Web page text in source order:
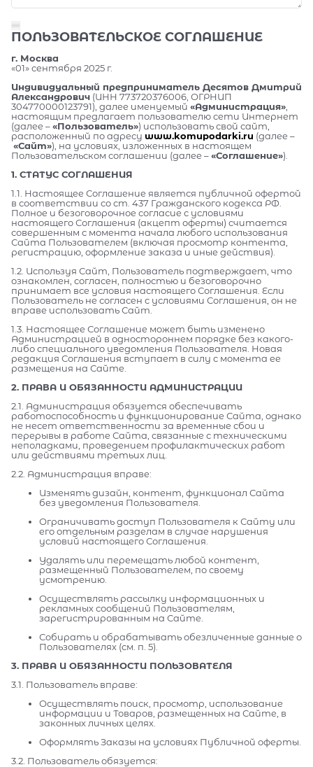
ПОЛЬЗОВАТЕЛЬСКОЕ СОГЛАШЕНИЕ
г. Москва
«01» сентября 2025 г.
Индивидуальный предприниматель Десятов Дмитрий
Александрович (ИНН 773720376006, ОГРНИП
304770000123791), далее именуемый «Администрация»,
настоящим предлагает пользователю сети Интернет
(далее –«Пользователь») использовать свой сайт,
расположенный по адресу www.komupodarki.ru (далее –
«Сайт»), на условиях, изложенных в настоящем
Пользовательском соглашении (далее –«Соглашение»).
1. СТАТУС СОГЛАШЕНИЯ
1.1. Настоящее Соглашение является публичной офертой
в соответствии со ст. 437 Гражданского кодекса РФ.
Полное и безоговорочное согласие с условиями
настоящего Соглашения (акцепт оферты) считается
совершенным с момента начала любого использования
Сайта Пользователем (включая просмотр контента,
регистрацию, оформление заказа и иные действия).
1.2. Используя Сайт, Пользователь подтверждает, что
ознакомлен, согласен, полностью и безоговорочно
принимает все условия настоящего Соглашения. Если
Пользователь не согласен с условиями Соглашения, он не
вправе использовать Сайт.
1.3. Настоящее Соглашение может быть изменено
Администрацией в одностороннем порядке без какого-
либо специального уведомления Пользователя. Новая
редакция Соглашения вступает в силу с момента ее
размещения на Сайте.
2. ПРАВА И ОБЯЗАННОСТИ АДМИНИСТРАЦИИ
2.1. Администрация обязуется обеспечивать
работоспособность и функционирование Сайта, однако
не несет ответственности за временные сбои и
перерывы в работе Сайта, связанные с техническими
неполадками, проведением профилактических работ
или действиями третьих лиц.
2.2. Администрация вправе:
Изменять дизайн, контент, функционал Сайта
без уведомления Пользователя.
Ограничивать доступ Пользователя к Сайту или
его отдельным разделам в случае нарушения
условий настоящего Соглашения.
Удалять или перемещать любой контент,
размещенный Пользователем, по своему
усмотрению.
Осуществлять рассылку информационных и
рекламных сообщений Пользователям,
зарегистрированным на Сайте.
Собирать и обрабатывать обезличенные данные о
Пользователях (см. п. 5).
3. ПРАВА И ОБЯЗАННОСТИ ПОЛЬЗОВАТЕЛЯ
3.1. Пользователь вправе:
Осуществлять поиск, просмотр, использование
информации и Товаров, размещенных на Сайте, в
законных личных целях.
Оформлять Заказы на условиях Публичной оферты.
3.2. Пользователь обязуется: